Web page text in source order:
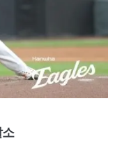
소